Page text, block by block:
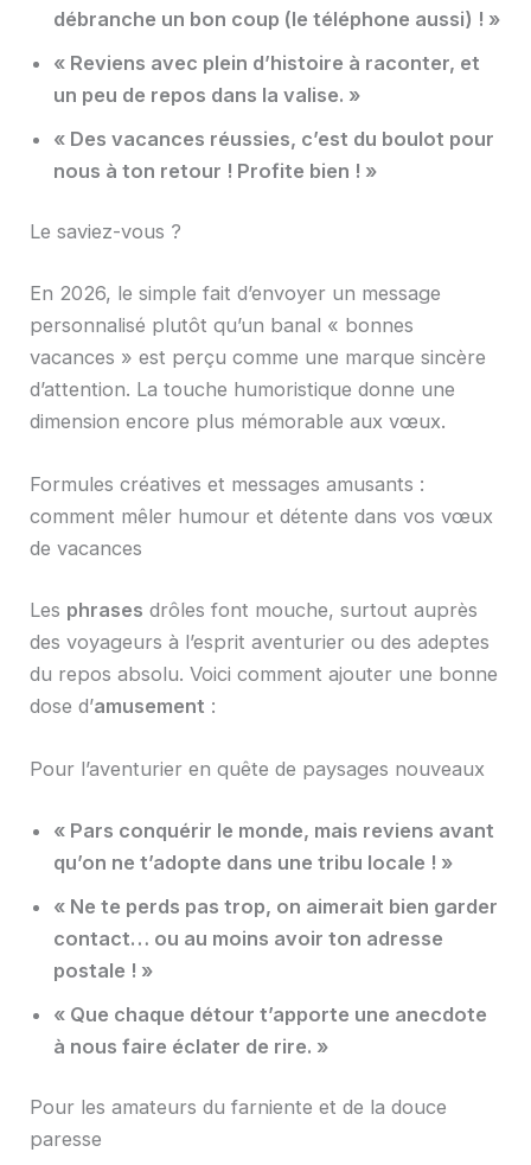
débranche un bon coup (le téléphone aussi) ! »
« Reviens avec plein d’histoire à raconter, et
un peu de repos dans la valise. »
« Des vacances réussies, c’est du boulot pour
nous à ton retour ! Profite bien ! »
Le saviez-vous ?
En 2026, le simple fait d’envoyer un message
personnalisé plutôt qu’un banal « bonnes
vacances » est perçu comme une marque sincère
d’attention. La touche humoristique donne une
dimension encore plus mémorable aux vœux.
Formules créatives et messages amusants :
comment mêler humour et détente dans vos vœux
de vacances
Les phrases drôles font mouche, surtout auprès
des voyageurs à l’esprit aventurier ou des adeptes
du repos absolu. Voici comment ajouter une bonne
dose d’amusement :
Pour l’aventurier en quête de paysages nouveaux
« Pars conquérir le monde, mais reviens avant
qu’on ne t’adopte dans une tribu locale ! »
« Ne te perds pas trop, on aimerait bien garder
contact… ou au moins avoir ton adresse
postale ! »
« Que chaque détour t’apporte une anecdote
à nous faire éclater de rire. »
Pour les amateurs du farniente et de la douce
paresse